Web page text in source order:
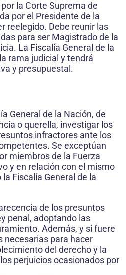
la Corte Suprema de
por el Presidente de la
reelegido. Debe reunir las
para ser Magistrado de la
La Fiscalía General de la
rama judicial y tendrá
y presupuestal.
General de la Nación, de
o querella, investigar los
infractores ante los
Se exceptúan
miembros de la Fuerza
y en relación con el mismo
Fiscalía General de la
de los presuntos
penal, adoptando las
Además, y si fuere
necesarias para hacer
del derecho y la
perjuicios ocasionados por